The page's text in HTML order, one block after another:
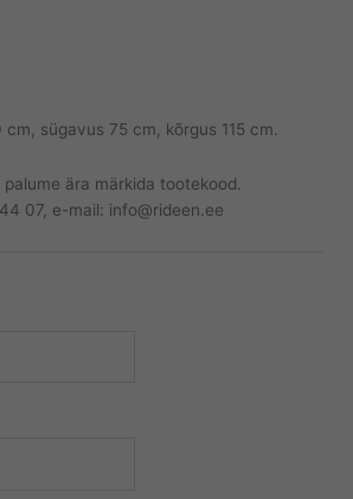
cm, sügavus 75 cm, kõrgus 115 cm.
ära märkida tootekood.
07, e-mail: info@rideen.ee